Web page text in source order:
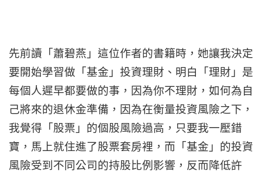
先前讀「蕭碧燕」這位作者的書籍時，她讓我決定
要開始學習做「基金」投資理財、明白「理財」是
每個人遲早都要做的事，因為你不理財，如何為自
己將來的退休金準備，因為在衡量投資風險之下，
我覺得「股票」的個股風險過高，只要我一壓錯
寶，馬上就住進了股票套房裡，而「基金」的投資
風險受到不同公司的持股比例影響，反而降低許